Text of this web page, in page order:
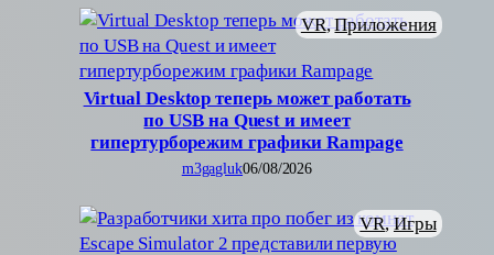
Virtual Desktop теперь может работать
по USB на Quest и имеет
гипертурборежим графики Rampage
VR, Приложения
m3gagluk06/08/2026
VR, Игры